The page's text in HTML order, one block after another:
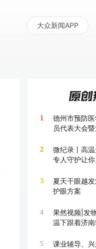
大众新闻APP
1
德州市预防
员代表大会
2
微纪录丨高
专人守护让
3
夏天干眼越
护眼方案
4
果然视频|发
温下跟着济
5
课业辅导、